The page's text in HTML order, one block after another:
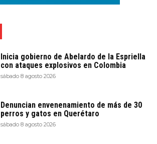
Inicia gobierno de Abelardo de la Espriella
con ataques explosivos en Colombia
sábado 8 agosto 2026
Denuncian envenenamiento de más de 30
perros y gatos en Querétaro
sábado 8 agosto 2026